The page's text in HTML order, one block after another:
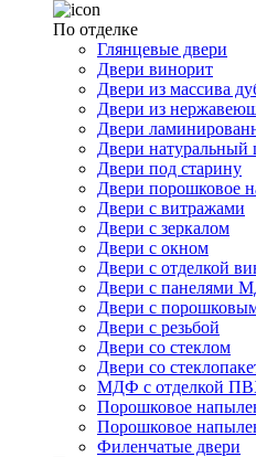
По отделке
Глянцевые двери
Двери винорит
Двери из массива
Двери из
Двери
Двери натуральный
Двери под старину
Двери порошковое
Двери с витражами
Двери с зеркалом
Двери с окном
Двери с отделкой
Двери с панелями
Двери с
Двери с резьбой
Двери со стеклом
Двери со
МДФ с отделкой
Порошковое
Порошковое
Филенчатые двери